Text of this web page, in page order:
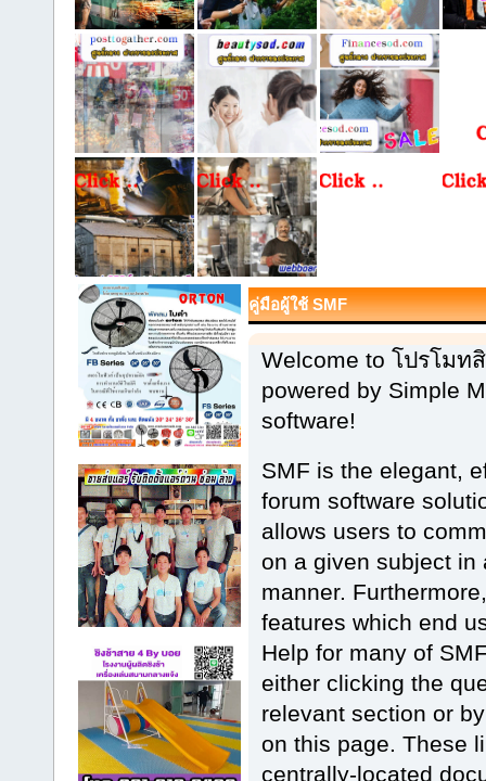
คู่มือผู้ใช้ SMF
Welcome to โปรโม
powered by Simple
software!
SMF is the elegant,
forum software
allows users to
on a given subject in
manner.
features which end
Help for many of
either clicking the
relevant section or
on this page. These
centrally-located